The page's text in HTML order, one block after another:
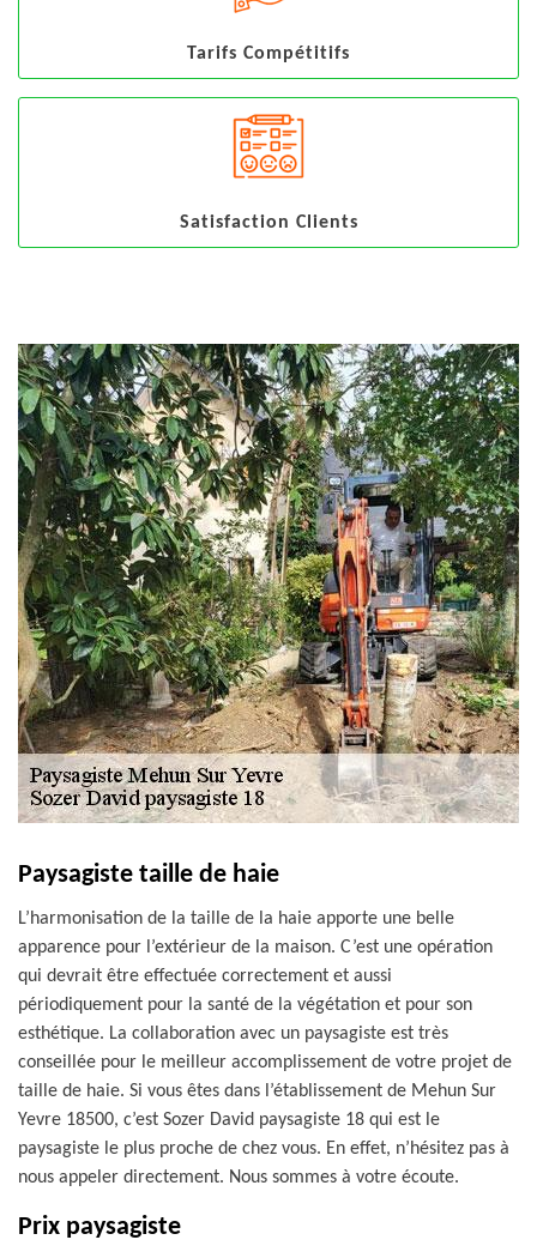
Tarifs Compétitifs
Satisfaction Clients
Paysagiste taille de haie
L’harmonisation de la taille de la haie apporte une belle
apparence pour l’extérieur de la maison. C’est une opération
qui devrait être effectuée correctement et aussi
périodiquement pour la santé de la végétation et pour son
esthétique. La collaboration avec un paysagiste est très
conseillée pour le meilleur accomplissement de votre projet de
taille de haie. Si vous êtes dans l’établissement de Mehun Sur
Yevre 18500, c’est Sozer David paysagiste 18 qui est le
paysagiste le plus proche de chez vous. En effet, n’hésitez pas à
nous appeler directement. Nous sommes à votre écoute.
Prix paysagiste